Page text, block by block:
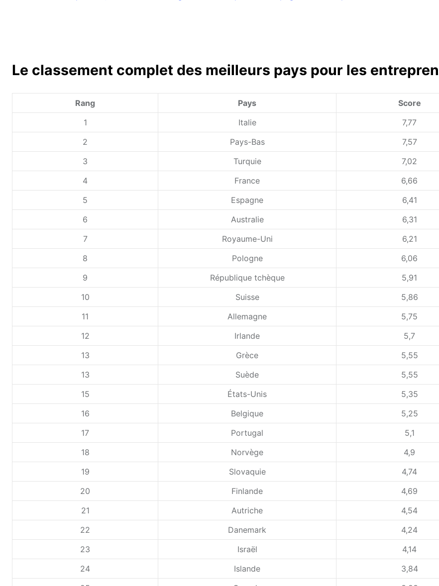
Le classement complet des meilleurs pays pour les
Rang Pays
Score
1
Italie
7,77
2
Pays-Bas
7,57
3
Turquie
7,02
4
France
6,66
5
Espagne
6,41
6
Australie
6,31
7
Royaume-Uni
6,21
8
Pologne
6,06
9
République tchèque
5,91
10
Suisse
5,86
11
Allemagne
5,75
12
Irlande
5,7
13
Grèce
5,55
13
Suède
5,55
15
États-Unis
5,35
16
Belgique
5,25
17
Portugal
5,1
18
Norvège
4,9
19
Slovaquie
4,74
20
Finlande
4,69
21
Autriche
4,54
22
Danemark
4,24
23
Israël
4,14
24
Islande
3,84